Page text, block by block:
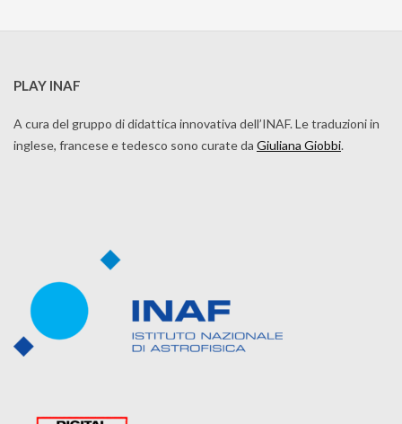
PLAY INAF
A cura del gruppo di didattica innovativa dell’INAF. Le traduzioni in
inglese, francese e tedesco sono curate da Giuliana Giobbi.